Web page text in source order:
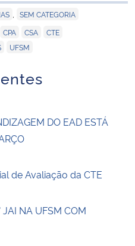
SEM CATEGORIA
CPA CSA CTE
UFSM
DO EAD ESTÁ
de Avaliação da CTE
NA UFSM COM